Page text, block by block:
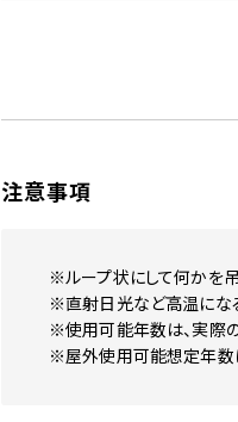
注意事項
※ループ状にして何かを
※直射日光など高温にな
※使用可能年数は、実際
※屋外使用可能想定年数